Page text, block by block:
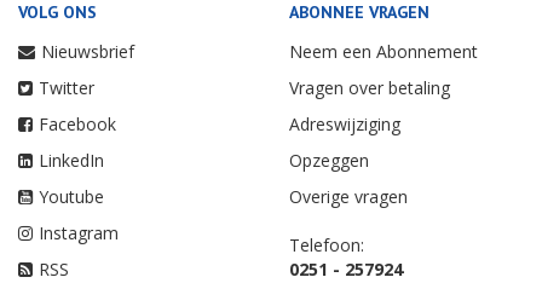
VOLG ONS
Nieuwsbrief
Twitter
Facebook
LinkedIn
Youtube
Instagram
RSS
ABONNEE VRAGEN
Neem een Abonnement
Vragen over betaling
Adreswijziging
Opzeggen
Overige vragen
Telefoon:
0251 - 257924